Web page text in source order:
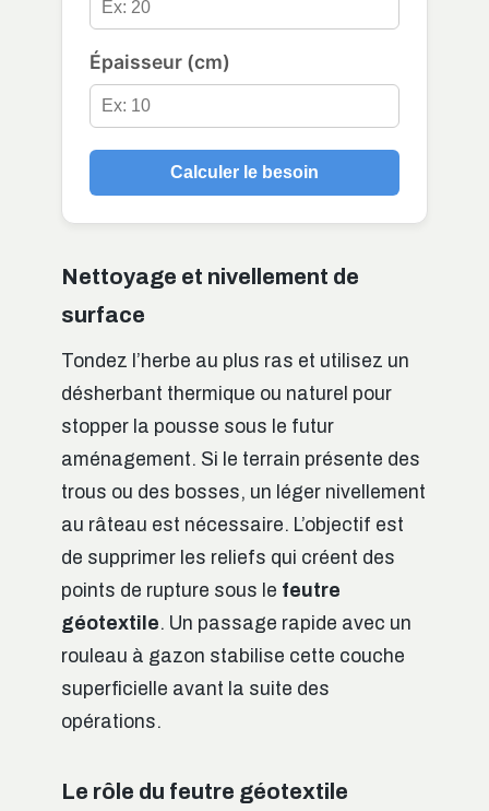
Épaisseur (cm)
Calculer le besoin
Nettoyage et nivellement de
surface
Tondez l’herbe au plus ras et utilisez un
désherbant thermique ou naturel pour
stopper la pousse sous le futur
aménagement. Si le terrain présente des
trous ou des bosses, un léger nivellement
au râteau est nécessaire. L’objectif est
de supprimer les reliefs qui créent des
points de rupture sous le feutre
géotextile. Un passage rapide avec un
rouleau à gazon stabilise cette couche
superficielle avant la suite des
opérations.
Le rôle du feutre géotextile